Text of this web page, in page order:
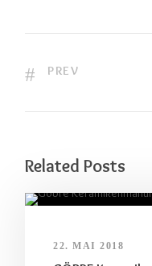
PREV
Related Posts
22. MAI 2018